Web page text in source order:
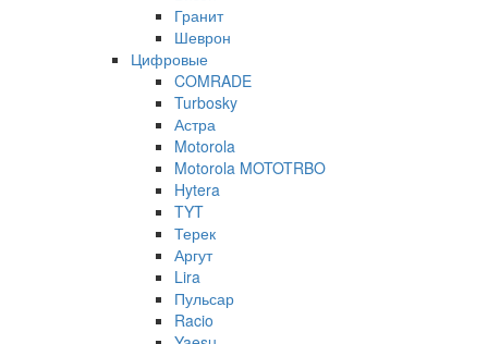
Гранит
Шеврон
Цифровые
COMRADE
Turbosky
Астра
Motorola
Motorola MOTOTRBO
Hytera
TYT
Терек
Аргут
Lira
Пульсар
Racio